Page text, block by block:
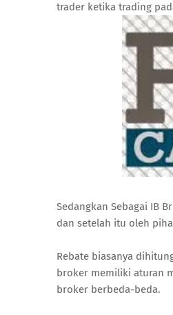
trader ketika trading
Sedangkan Sebagai IB
dan setelah itu oleh
Rebate biasanya
broker memiliki aturan
broker berbeda-beda.